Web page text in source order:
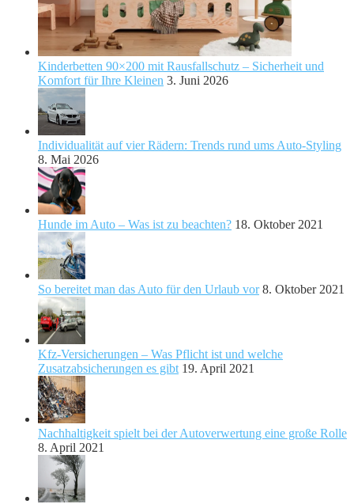
Kinderbetten 90×200 mit Rausfallschutz – Sicherheit und
Komfort für Ihre Kleinen 3. Juni 2026
Individualität auf vier Rädern: Trends rund ums Auto-Styling
8. Mai 2026
Hunde im Auto – Was ist zu beachten? 18. Oktober 2021
So bereitet man das Auto für den Urlaub vor 8. Oktober 2021
Kfz-Versicherungen – Was Pflicht ist und welche
Zusatzabsicherungen es gibt 19. April 2021
Nachhaltigkeit spielt bei der Autoverwertung eine große Rolle
8. April 2021